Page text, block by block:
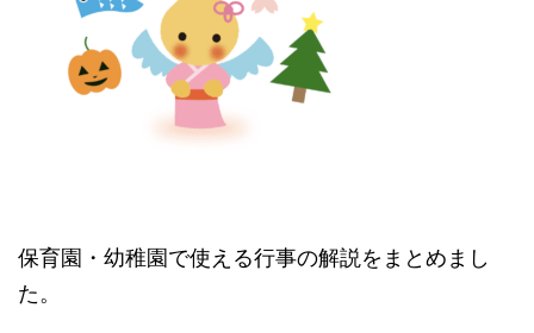
保育園・幼稚園で使える行事の解説をまとめまし
た。